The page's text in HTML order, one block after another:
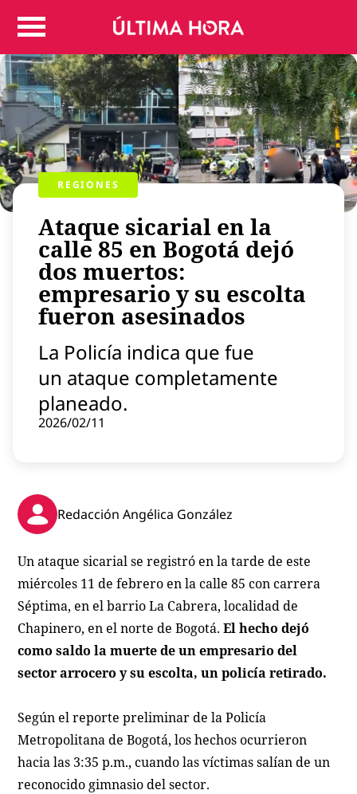
Colombia
Judicial
Politica
Regiones
Deportes
Positivas
Entretenimiento
Vida
Mundo
Más
Virales
Tecnología
Economía
Estilo de vida
Instagram
REGIONES
Ataque sicarial en la
calle 85 en Bogotá dejó
dos muertos:
empresario y su escolta
fueron asesinados
La Policía indica que fue
un ataque completamente
planeado.
2026/02/11
Redacción Angélica González
Un ataque sicarial se registró en la tarde de este
miércoles 11 de febrero en la calle 85 con carrera
Séptima, en el barrio La Cabrera, localidad de
Chapinero, en el norte de Bogotá.El hecho dejó
como saldo la muerte de un empresario del
sector arrocero y su escolta, un policía retirado.
Según el reporte preliminar de la Policía
Metropolitana de Bogotá, los hechos ocurrieron
hacia las 3:35 p.m., cuando las víctimas salían de un
reconocido gimnasio del sector.